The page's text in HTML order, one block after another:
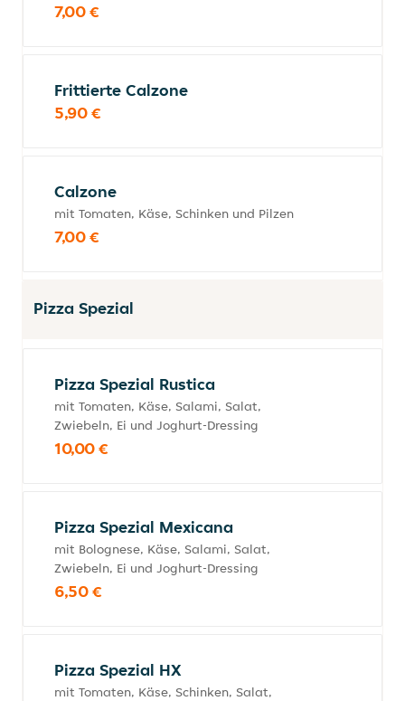
7,00 €
Frittierte Calzone
5,90 €
Calzone
mit Tomaten, Käse, Schinken und Pilzen
7,00 €
Pizza Spezial
Pizza Spezial Rustica
mit Tomaten, Käse, Salami, Salat,
Zwiebeln, Ei und Joghurt-Dressing
10,00 €
Pizza Spezial Mexicana
mit Bolognese, Käse, Salami, Salat,
Zwiebeln, Ei und Joghurt-Dressing
6,50 €
Pizza Spezial HX
mit Tomaten, Käse, Schinken, Salat,